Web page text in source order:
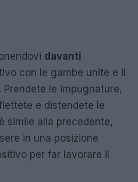
davanti
con le gambe unite e il
le impugnature,
e distendete le
simile alla precedente,
in una posizione
per far lavorare il